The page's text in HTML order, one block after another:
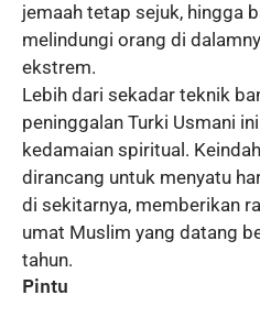
jemaah tetap sejuk, hingga
melindungi orang di
ekstrem.
Lebih dari sekadar teknik
peninggalan Turki Usmani
kedamaian spiritual.
dirancang untuk menyatu
di sekitarnya, memberikan
umat Muslim yang datang
tahun.
Pintu